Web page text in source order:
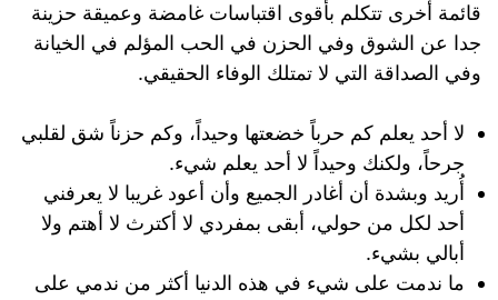
قائمة أخرى تتكلم بأقوى اقتباسات غامضة وعميقة حزينة
جدا عن الشوق وفي الحزن في الحب المؤلم في الخيانة
وفي الصداقة التي لا تمتلك الوفاء الحقيقي.
لا أحد يعلم كم حرباً خضعتها وحيداً، وكم حزناً شق لقلبي
جرحاً، ولكنك وحيداً لا أحد يعلم شيء.‏
أُريد وبشدة أن أغادر الجميع وأن أعود غريبا لا يعرفني
أحد لكل من حولي، أبقى بمفردي لا أكترث لا أهتم ولا
أبالي بشيء.
ما ندمت على شيء في هذه الدنيا أكثر من ندمي على